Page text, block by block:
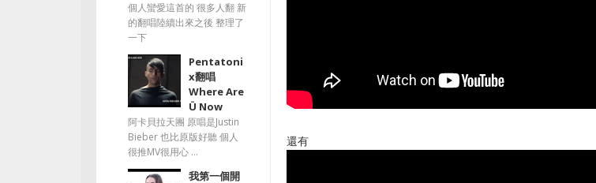
個人蠻愛這首的 很多人翻 新
的翻唱陸續出來之後 整理了
一下
Pentatoni
x翻唱
Where Are
Ü Now
阿卡貝拉天團 原唱是Justin
Bieber 也比原版好聽 個人
很推MV很用心 ...
我第一個開
還有